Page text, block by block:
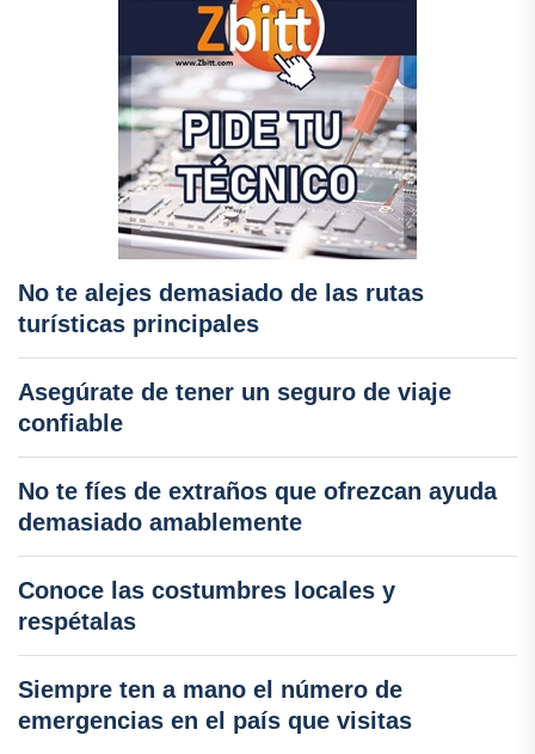
No te alejes demasiado de las rutas
turísticas principales
Asegúrate de tener un seguro de viaje
confiable
No te fíes de extraños que ofrezcan ayuda
demasiado amablemente
Conoce las costumbres locales y
respétalas
Siempre ten a mano el número de
emergencias en el país que visitas